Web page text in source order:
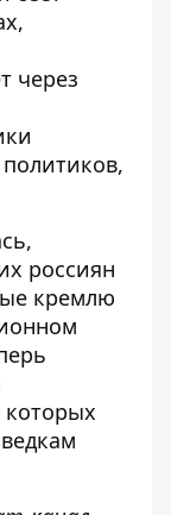
через
россиян
кремлю